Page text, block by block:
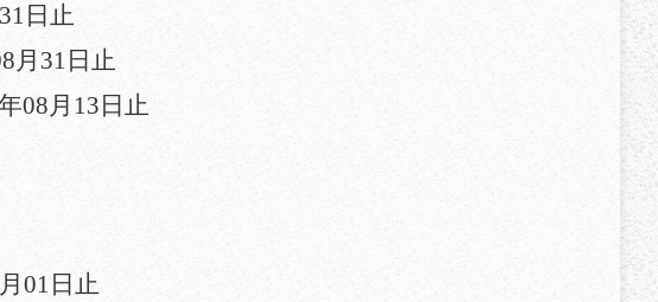
31 日止
月 31 日止
08月 13 日止
月 01 日止